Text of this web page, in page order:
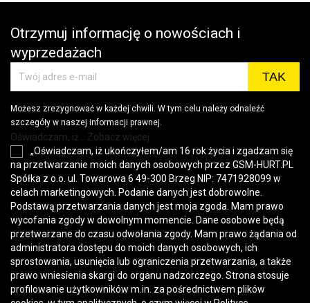
Otrzymuj informację o nowościach i
wyprzedażach
Możesz zrezygnować w każdej chwili. W tym celu należy odnaleźć
szczegóły w naszej informacji prawnej.
Oświadczam, iż... Zobacz więcej
„Oświadczam, iż ukończyłem/am 16 rok życia i zgadzam się
na przetwarzanie moich danych osobowych przez GSM-HURT.PL
Spółka z o.o. ul. Towarowa 6 49-300 Brzeg NIP: 7471928099 w
celach marketingowych. Podanie danych jest dobrowolne.
Podstawą przetwarzania danych jest moja zgoda. Mam prawo
wycofania zgody w dowolnym momencie. Dane osobowe będą
przetwarzane do czasu odwołania zgody. Mam prawo żądania od
administratora dostępu do moich danych osobowych, ich
sprostowania, usunięcia lub ograniczenia przetwarzania, a także
prawo wniesienia skargi do organu nadzorczego. Strona stosuje
profilowanie użytkowników m.in. za pośrednictwem plików